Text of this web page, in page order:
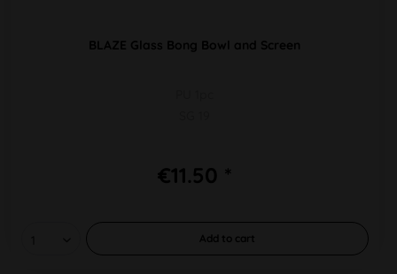
BLAZE Glass Bong Bowl and Screen
€11.50 *
Add to cart